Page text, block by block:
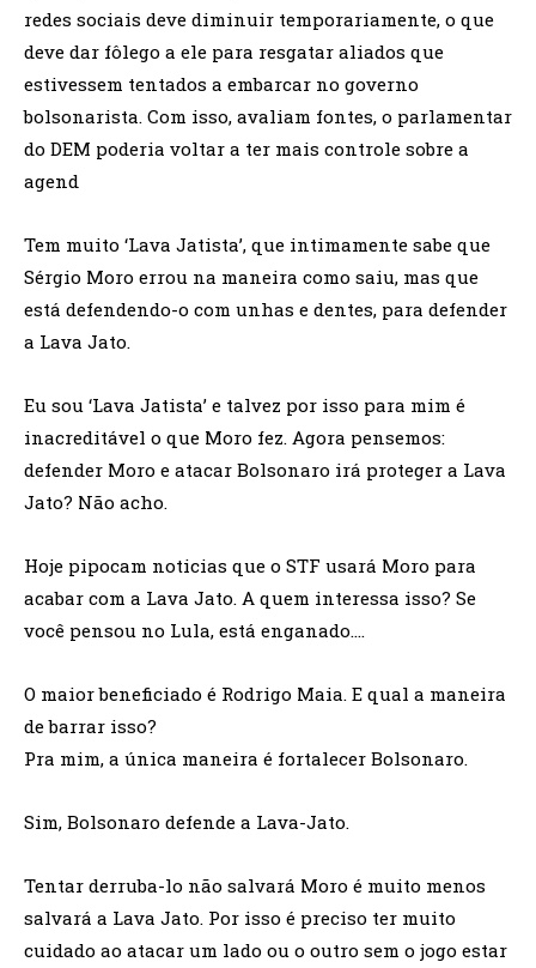
redes sociais deve diminuir temporariamente, o que
deve dar fôlego a ele para resgatar aliados que
estivessem tentados a embarcar no governo
bolsonarista. Com isso, avaliam fontes, o parlamentar
do DEM poderia voltar a ter mais controle sobre a
agend
Tem muito ‘Lava Jatista’, que intimamente sabe que
Sérgio Moro errou na maneira como saiu, mas que
está defendendo-o com unhas e dentes, para defender
a Lava Jato.
Eu sou ‘Lava Jatista’ e talvez por isso para mim é
inacreditável o que Moro fez. Agora pensemos:
defender Moro e atacar Bolsonaro irá proteger a Lava
Jato? Não acho.
Hoje pipocam noticias que o STF usará Moro para
acabar com a Lava Jato. A quem interessa isso? Se
você pensou no Lula, está enganado….
O maior beneficiado é Rodrigo Maia. E qual a maneira
de barrar isso?
Pra mim, a única maneira é fortalecer Bolsonaro.
Sim, Bolsonaro defende a Lava-Jato.
Tentar derruba-lo não salvará Moro é muito menos
salvará a Lava Jato. Por isso é preciso ter muito
cuidado ao atacar um lado ou o outro sem o jogo estar